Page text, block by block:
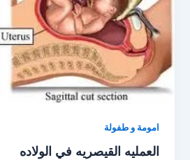
امومة و طفولة
العمليه القيصريه في الولاده